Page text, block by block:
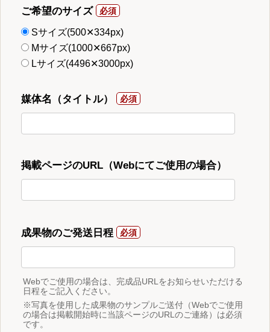
ご希望のサイズ
Sサイズ(500✕334px)
Mサイズ(1000✕667px)
Lサイズ(4496✕3000px)
媒体名（タイトル）
掲載ページのURL（Webにてご使用の場合）
成果物のご発送日程
Webでご使用の場合は、完成品URLをお知らせいただける
日程をご記入ください。
※写真を使用した成果物のサンプルご送付（Webでご使用
の場合は掲載開始時に当該ページのURLのご連絡）は必須
です。